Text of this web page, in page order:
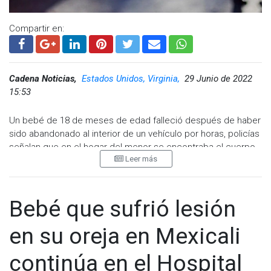
Compartir en:
Cadena Noticias, Estados Unidos, Virginia, 29 Junio de 2022
15:53
Un bebé de 18 de meses de edad falleció después de haber
sido abandonado al interior de un vehículo por horas, policías
señalan que en el hogar del menor se encontraba el cuerpo
hallazgo de un menor masculino atrapado en un vehículo
cerrado con llave.
El teniente coronel Christopher Hensley dijo que la policía se
había comunicado con la madre y familiares del bebé,
Leer más
Bebé que sufrió lesión
en su oreja en Mexicali
continúa en el Hospital